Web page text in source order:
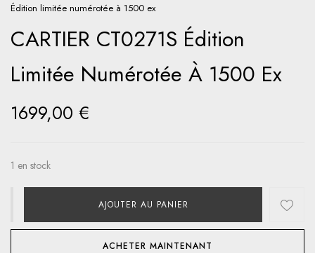
Édition limitée numérotée à 1500 ex
CARTIER CT0271S Édition
Limitée Numérotée À 1500 Ex
1699,00 €
1 en stock
AJOUTER AU PANIER
ACHETER MAINTENANT